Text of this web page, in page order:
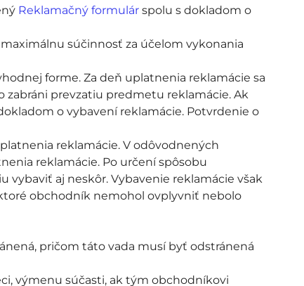
Reklamačný formulárspolu s dokladom o
súčinnosť za účelom vykonania
forme. Za deň uplatnenia reklamácie sa
prevzatiu predmetu reklamácie. Ak
o vybavení reklamácie. Potvrdenie o
reklamácie. V odôvodnených
reklamácie. Po určení spôsobu
aj neskôr. Vybavenie reklamácie však
obchodník nemohol ovplyvniť nebolo
pričom táto vada musí byť odstránená
výmenu súčasti, ak tým obchodníkovi